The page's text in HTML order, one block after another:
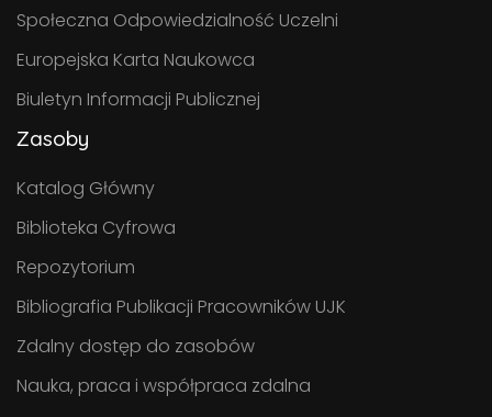
Społeczna Odpowiedzialność Uczelni
Europejska Karta Naukowca
Biuletyn Informacji Publicznej
Zasoby
Katalog Główny
Biblioteka Cyfrowa
Repozytorium
Bibliografia Publikacji Pracowników UJK
Zdalny dostęp do zasobów
Nauka, praca i współpraca zdalna